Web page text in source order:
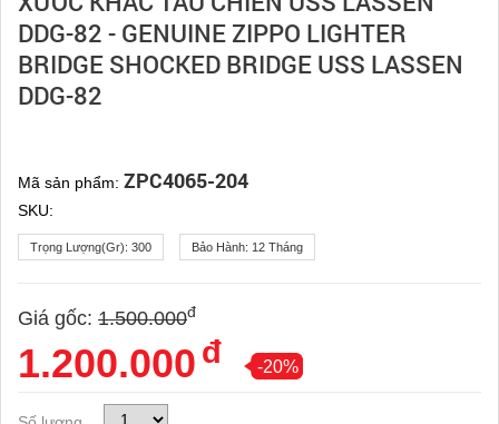
DDG-82 - GENUINE ZIPPO LIGHTER
BRIDGE SHOCKED BRIDGE USS LASSEN
DDG-82
Mã sản phẩm: ZPC4065-204
SKU:
Trọng Lượng(gr): 300 Bảo Hành: 12 Tháng
Giá gốc: 1.500.000đ
1.200.000 đ -20%